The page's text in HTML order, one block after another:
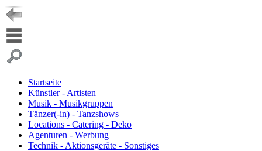
Startseite
Künstler - Artisten
Musik - Musikgruppen
Tänzer(-in) - Tanzshows
Locations - Catering - Deko
Agenturen - Werbung
Technik - Aktionsgeräte - Sonstiges